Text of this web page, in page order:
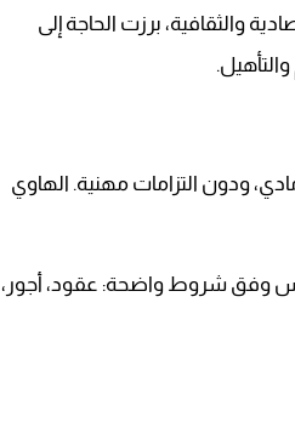
والثقافية، برزت الحاجة إلى
ودون التزامات مهنية. الهاوي
وفق شروط واضحة: عقود، أجور،